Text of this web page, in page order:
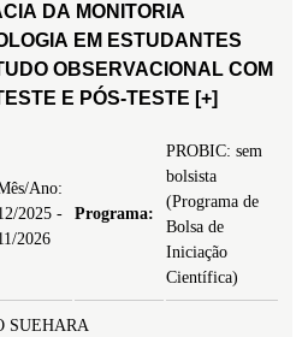
DA MONITORIA
EM ESTUDANTES
OBSERVACIONAL COM
E PÓS-TESTE [+]
Ano:
2025 -
2026
Programa:
PROBIC: sem
bolsista
(Programa de
Bolsa de
Iniciação
Científica)
SUEHARA